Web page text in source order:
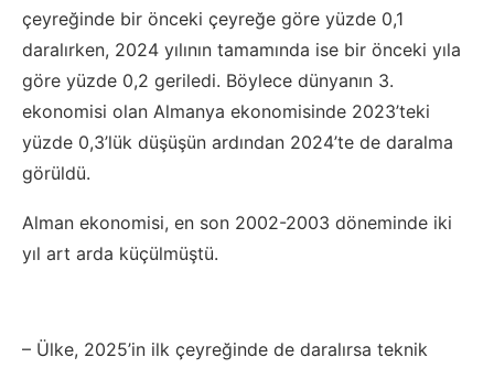
çeyreğinde bir önceki çeyreğe göre yüzde 0,1
daralırken, 2024 yılının tamamında ise bir önceki yıla
göre yüzde 0,2 geriledi. Böylece dünyanın 3.
ekonomisi olan Almanya ekonomisinde 2023’teki
yüzde 0,3’lük düşüşün ardından 2024’te de daralma
görüldü.
Alman ekonomisi, en son 2002-2003 döneminde iki
yıl art arda küçülmüştü.
– Ülke, 2025’in ilk çeyreğinde de daralırsa teknik